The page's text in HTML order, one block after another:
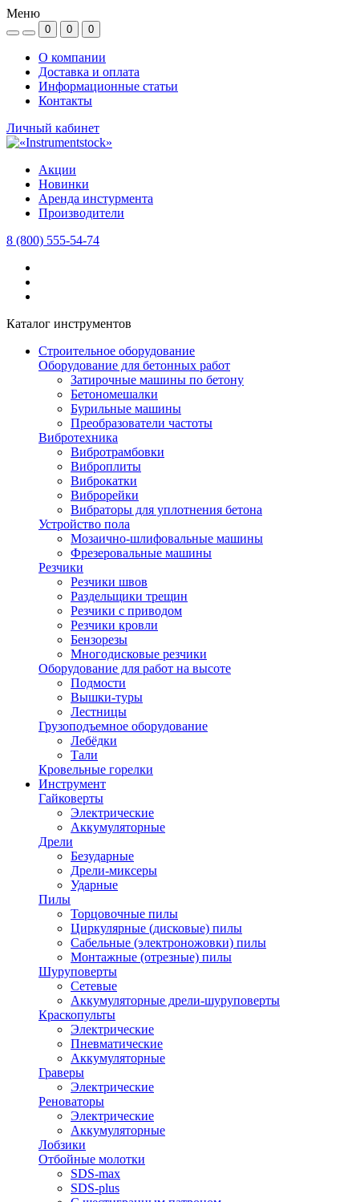
Меню
0 0 0
О компании
Доставка и оплата
Информационные статьи
Контакты
Личный кабинет
Акции
Новинки
Аренда инстурмента
Производители
8 (800) 555-54-74
Каталог инструментов
Строительное оборудование
Оборудование для бетонных работ
Затирочные машины по бетону
Бетономешалки
Бурильные машины
Преобразователи частоты
Вибротехника
Вибротрамбовки
Виброплиты
Виброкатки
Виброрейки
Вибраторы для уплотнения бетона
Устройство пола
Мозаично-шлифовальные машины
Фрезеровальные машины
Резчики
Резчики швов
Раздельщики трещин
Резчики с приводом
Резчики кровли
Бензорезы
Многодисковые резчики
Оборудование для работ на высоте
Подмости
Вышки-туры
Лестницы
Грузоподъемное оборудование
Лебёдки
Тали
Кровельные горелки
Инструмент
Гайковерты
Электрические
Аккумуляторные
Дрели
Безударные
Дрели-миксеры
Ударные
Пилы
Торцовочные пилы
Циркулярные (дисковые) пилы
Сабельные (электроножовки) пилы
Монтажные (отрезные) пилы
Шуруповерты
Сетевые
Аккумуляторные дрели-шуруповерты
Краскопульты
Электрические
Пневматические
Аккумуляторные
Граверы
Электрические
Реноваторы
Электрические
Аккумуляторные
Лобзики
Отбойные молотки
SDS-max
SDS-plus